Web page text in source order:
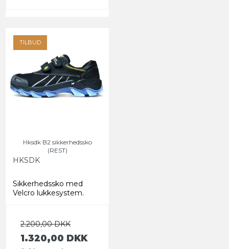
TILBUD
Hksdk B2 sikkerhedssko
(REST)
HKSDK
Sikkerhedssko med
Velcro lukkesystem.
2.200,00 DKK
1.320,00 DKK